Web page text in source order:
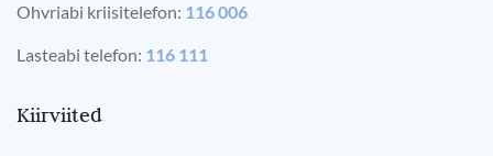
Ohvriabi kriisitelefon: 116 006
Lasteabi telefon: 116 111
Kiirviited